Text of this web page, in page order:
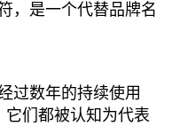
，是一个代替品牌名
过数年的持续使用
们都被认知为代表